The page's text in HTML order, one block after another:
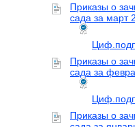
Приказы о
сада за март
Приказы о
сада за
Приказы о